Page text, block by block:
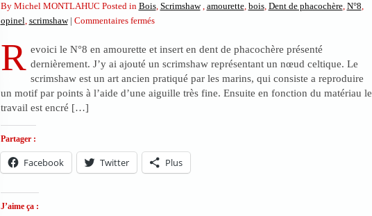
By Michel MONTLAHUC Posted in Bois, Scrimshaw, amourette, bois, Dent de phacochère, N°8,
opinel, scrimshaw | Commentaires ferméssur
son
scrimshaw
R evoici le N°8 en amourette et insert en dent de phacochère présenté
dernièrement. J’y ai ajouté un scrimshaw représentant un nœud celtique. Le
scrimshaw est un art ancien pratiqué par les marins, qui consiste a reproduire
un motif par points à l’aide d’une aiguille très fine. Ensuite en fonction du matériau le
travail est encré […]
Partager :
Facebook Twitter Plus
J’aime ça :